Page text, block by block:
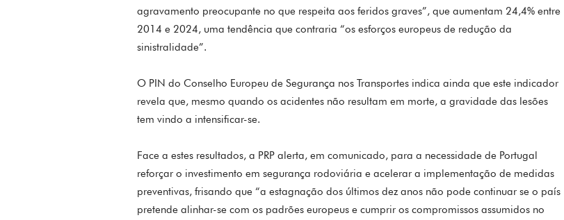
agravamento preocupante no que respeita aos feridos graves”, que aumentam 24,4% entre
2014 e 2024, uma tendência que contraria “os esforços europeus de redução da
sinistralidade”.
O PIN do Conselho Europeu de Segurança nos Transportes indica ainda que este indicador
revela que, mesmo quando os acidentes não resultam em morte, a gravidade das lesões
tem vindo a intensificar-se.
Face a estes resultados, a PRP alerta, em comunicado, para a necessidade de Portugal
reforçar o investimento em segurança rodoviária e acelerar a implementação de medidas
preventivas, frisando que “a estagnação dos últimos dez anos não pode continuar se o país
pretende alinhar-se com os padrões europeus e cumprir os compromissos assumidos no